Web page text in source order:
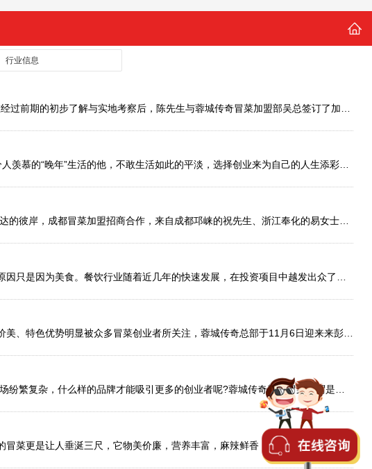
行业信息
成都蓉城传奇冒菜加盟品牌公司于2017年12月11日与宋先生成功签约。宋先生来自成都新都区，本该过上大部分人羡慕的“晚年”生活的他，不敢生活如此的平淡，选择创业来为自己的人生添彩，开餐饮店是宋先生的选择，经过网上多
有得人活着，但是已经死了;有的人死了，但还活着，碌碌无为的人生是虚度光阴，成功是每一个有梦想的人想到达的彼岸，成都冒菜加盟招商合作，来自成都邛崃的祝先生、浙江奉化的易女士于2017年12月4日成功加盟 创业是很
人们对美食的追求的步伐从未停止，随着冒菜市场的大力崛起，餐饮市场也发生了翻天覆地的变化。冒菜以物廉价美、特色优势明显被众多冒菜创业者所关注，蓉城传奇总部于11月6日迎来来彭女士一家到公司考察，并签约成功。
成都的美女，成都的美食，或许这两样是很多朋友来到成都不愿意离开的理由之一，作为一个资格的吃货，成都的冒菜更是让人垂涎三尺，它物美价廉，营养丰富，麻辣鲜香，是各地游客比较钟爱的美食之一，这样的市场当然引得众多投资者前